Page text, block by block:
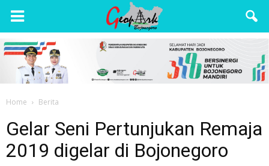
Wisata
Bojonegoro
Home Berita
Gelar Seni Pertunjukan Remaja
2019 digelar di Bojonegoro